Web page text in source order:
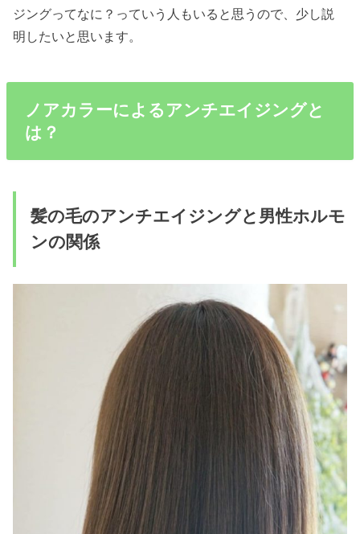
ジングってなに？っていう人もいると思うので、少し説
明したいと思います。
ノアカラーによるアンチエイジングと
は？
髪の毛のアンチエイジングと男性ホルモ
ンの関係